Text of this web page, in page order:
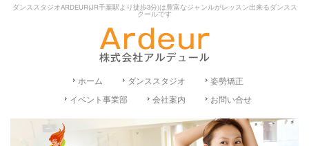
ダンススタジオARDEUR(JR千葉駅より徒歩3分)は豊富なジャンルがレッスン出来るダンスス
クールです
ホーム ダンススタジオ
姿勢矯正
イベント事業部
会社案内 お問い合せ